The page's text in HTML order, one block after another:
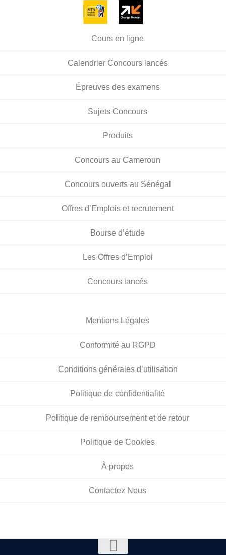
Cours en ligne
Calendrier Concours lancés
Épreuves des examens
Sujets Concours
Produits
Concours au Cameroun
Concours ouverts au Sénégal
Offres d’Emplois et recrutement
Bourse d’étude
Les Offres d’Emploi
Concours lancés
Mentions Légales
Conformité au RGPD
Conditions générales d’utilisation
Politique de confidentialité
Politique de remboursement et de retour
Politique de Cookies
À propos
Contactez Nous